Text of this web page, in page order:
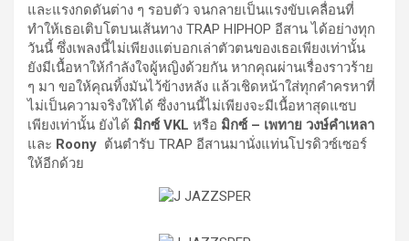
และแรงกดดันต่าง ๆ รอบตัว จนกลายเป็นแรงขับเคลื่อนที่
ทำให้เธอเติบโตบนเส้นทาง TRAP HIPHOP อีสาน ได้อย่างทุก
วันนี้ ซึ่งเพลงนี้ไม่เพียงแต่บอกเล่าตัวตนของเธอเพียงเท่านั้น
ยังมีเนื้อหาให้กำลังใจผู้หญิงด้วยกัน หากคุณผ่านเรื่องราวร้าย
ๆ มา ขอให้คุณทิ้งมันไว้ข้างหลัง แล้วเชิดหน้าใส่ทุกคำครหาที่
ไม่เป็นความจริงให้ได้ ซึ่งงานนี้ไม่เพียงจะมีเนื้อหาสุดแซบ
เพียงเท่านั้น ยังได้ มิกซ์VKL หรือ มิกซ์ – เพทาย วงษ์คำเหลา
และ Roony ต้นตำรับ TRAP อีสานมานั่งแท่นโปรดิวซ์เซอร์
ให้อีกด้วย